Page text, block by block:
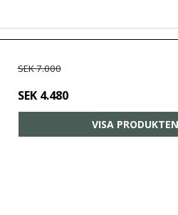
SEK 7.000
SEK 4.480
VISA PRODUKTEN